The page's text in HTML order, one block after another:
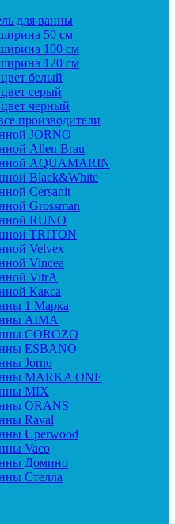
для ванны
50 см
100 см
120 см
белый
серый
черный
производители
JORNO
Allen Brau
AQUAMARIN
Black&White
Cersanit
Grossman
RUNO
TRITON
Velvex
Vincea
VitrA
Какса
1 Марка
AIMA
COROZO
ESBANO
Jorno
MARKA ONE
MIX
ORANS
Raval
Uperwood
Vaco
Домино
Стелла